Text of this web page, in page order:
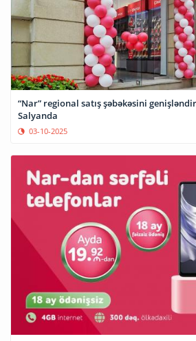
“Nar” regional satış şəbəkəsini
Salyanda
03-10-2025